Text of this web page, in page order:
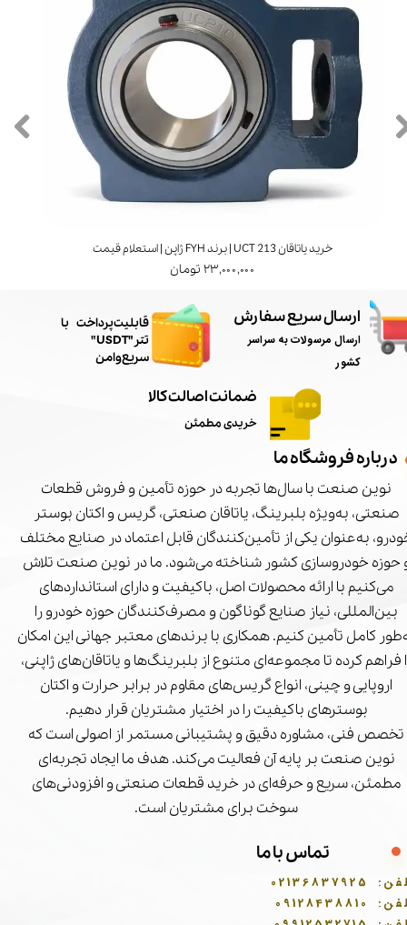
خرید یاتاقان UCT 213 | برند FYH ژاپن | استعلام قیمت
۲۳,۰۰۰,۰۰۰ تومان
ارسال سریع سفارش
ارسال مرسولات به سراسر
کشور
ضمانت اصالت کالا
خریدی مطمئن
درباره فروشگاه ما
نوین صنعت با سال‌ها تجربه در حوزه تأمین و فروش قطعات
صنعتی، به‌ویژه بلبرینگ، یاتاقان صنعتی، گریس و اکتان بوستر
به‌عنوان یکی از تأمین‌کنندگان قابل اعتماد در صنایع مختلف
حوزه خودروسازی کشور شناخته می‌شود. ما در نوین صنعت تلاش
می‌کنیم با ارائه محصولات اصل، باکیفیت و دارای استانداردهای
بین‌المللی، نیاز صنایع گوناگون و مصرف‌کنندگان حوزه خودرو را
کامل تأمین کنیم. همکاری با برندهای معتبر جهانی این امکان
فراهم کرده تا مجموعه‌ای متنوع از بلبرینگ‌ها و یاتاقان‌های ژاپنی،
اروپایی و چینی، انواع گریس‌های مقاوم در برابر حرارت و اکتان
بوسترهای باکیفیت را در اختیار مشتریان قرار دهیم.
تخصص فنی، مشاوره دقیق و پشتیبانی مستمر از اصولی است که
نوین صنعت بر پایه آن فعالیت می‌کند. هدف ما ایجاد تجربه‌ای
مطمئن، سریع و حرفه‌ای در خرید قطعات صنعتی و افزودنی‌های
سوخت برای مشتریان است.
تماس با ما
02136837925
09128438810
​قابلیت پرداخت با
تتر"USDT"
سریع و امن